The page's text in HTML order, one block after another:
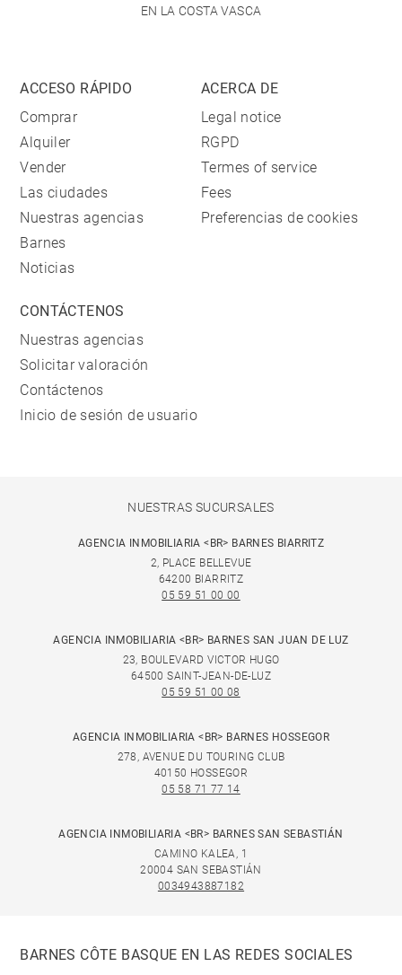
EN LA COSTA VASCA
ACCESO RÁPIDO
Comprar
Alquiler
Vender
Las ciudades
Nuestras agencias
Barnes
Noticias
ACERCA DE
Legal notice
RGPD
Termes of service
Fees
Preferencias de cookies
CONTÁCTENOS
Nuestras agencias
Solicitar valoración
Contáctenos
Inicio de sesión de usuario
NUESTRAS SUCURSALES
AGENCIA INMOBILIARIA <BR> BARNES BIARRITZ
2, PLACE BELLEVUE
64200 BIARRITZ
05 59 51 00 00
AGENCIA INMOBILIARIA <BR> BARNES SAN JUAN DE LUZ
23, BOULEVARD VICTOR HUGO
64500 SAINT-JEAN-DE-LUZ
05 59 51 00 08
AGENCIA INMOBILIARIA <BR> BARNES HOSSEGOR
278, AVENUE DU TOURING CLUB
40150 HOSSEGOR
05 58 71 77 14
AGENCIA INMOBILIARIA <BR> BARNES SAN SEBASTIÁN
CAMINO KALEA, 1
20004 SAN SEBASTIÁN
0034943887182
BARNES CÔTE BASQUE EN LAS REDES SOCIALES